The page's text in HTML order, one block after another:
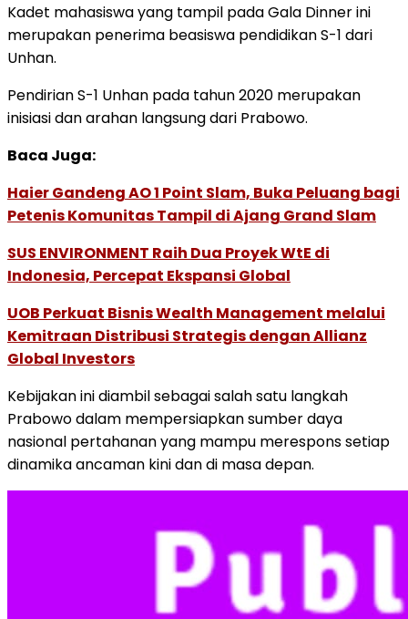
Kadet mahasiswa yang tampil pada Gala Dinner ini
merupakan penerima beasiswa pendidikan S-1 dari
Unhan.
Pendirian S-1 Unhan pada tahun 2020 merupakan
inisiasi dan arahan langsung dari Prabowo.
Baca Juga:
Haier Gandeng AO 1 Point Slam, Buka Peluang bagi
Petenis Komunitas Tampil di Ajang Grand Slam
SUS ENVIRONMENT Raih Dua Proyek WtE di
Indonesia, Percepat Ekspansi Global
UOB Perkuat Bisnis Wealth Management melalui
Kemitraan Distribusi Strategis dengan Allianz
Global Investors
Kebijakan ini diambil sebagai salah satu langkah
Prabowo dalam mempersiapkan sumber daya
nasional pertahanan yang mampu merespons setiap
dinamika ancaman kini dan di masa depan.